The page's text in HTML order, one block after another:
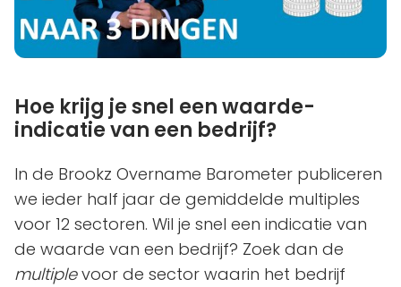
Hoe krijg je snel een waarde-
indicatie van een bedrijf?
In de Brookz Overname Barometer publiceren
we ieder half jaar de gemiddelde multiples
voor 12 sectoren. Wil je snel een indicatie van
de waarde van een bedrijf? Zoek dan de
multiplevoor de sector waarin het bedrijf